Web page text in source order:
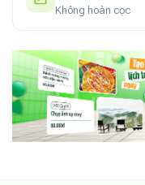
Không hoàn cọc